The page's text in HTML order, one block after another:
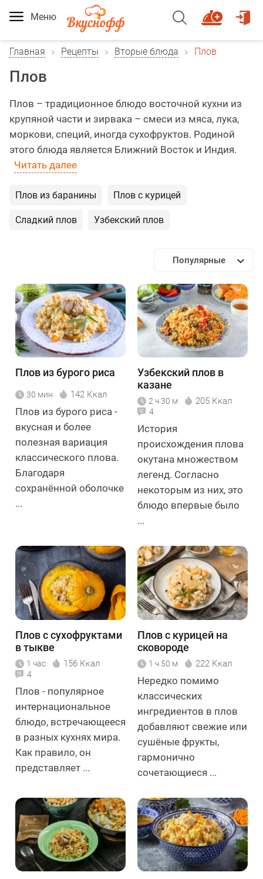
Меню
Главная Рецепты Вторые блюда Плов
Плов
Плов – традиционное блюдо восточной кухни из
крупяной части и зирвака – смеси из мяса, лука,
моркови, специй, иногда сухофруктов. Родиной
этого блюда является Ближний Восток и Индия.
Читать далее
Плов из баранины Плов с курицей
Сладкий плов Узбекский плов
Популярные
Плов из бурого риса
30 мин 142 Ккал
Плов из бурого риса -
вкусная и более
полезная вариация
классического плова.
Благодаря
сохранённой оболочке
...
Узбекский плов в
казане
2 ч 30 м 205 Ккал
4
История
происхождения плова
окутана множеством
легенд. Согласно
некоторым из них, это
блюдо впервые было
...
Плов с сухофруктами
в тыкве
1 час 156 Ккал
4
Плов - популярное
интернациональное
блюдо, встречающееся
в разных кухнях мира.
Как правило, он
представляет ...
Плов с курицей на
сковороде
1 ч 50 м 222 Ккал
Нередко помимо
классических
ингредиентов в плов
добавляют свежие или
сушёные фрукты,
гармонично
сочетающиеся ...